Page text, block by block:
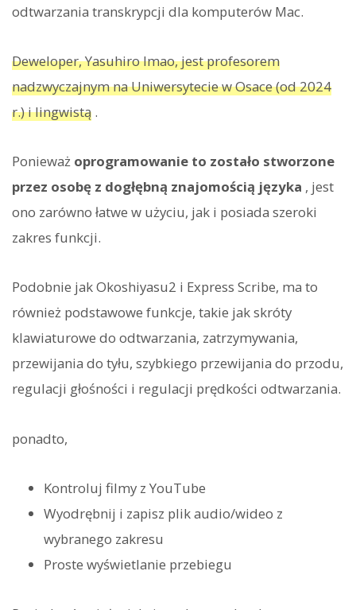
odtwarzania transkrypcji dla komputerów Mac.
Deweloper, Yasuhiro Imao, jest profesorem
nadzwyczajnym na Uniwersytecie w Osace (od 2024
r.) i lingwistą .
Ponieważ oprogramowanie to zostało stworzone
przez osobę z dogłębną znajomością języka , jest
ono zarówno łatwe w użyciu, jak i posiada szeroki
zakres funkcji.
Podobnie jak Okoshiyasu2 i Express Scribe, ma to
również podstawowe funkcje, takie jak skróty
klawiaturowe do odtwarzania, zatrzymywania,
przewijania do tyłu, szybkiego przewijania do przodu,
regulacji głośności i regulacji prędkości odtwarzania.
ponadto,
Kontroluj filmy z YouTube
Wyodrębnij i zapisz plik audio/wideo z
wybranego zakresu
Proste wyświetlanie przebiegu